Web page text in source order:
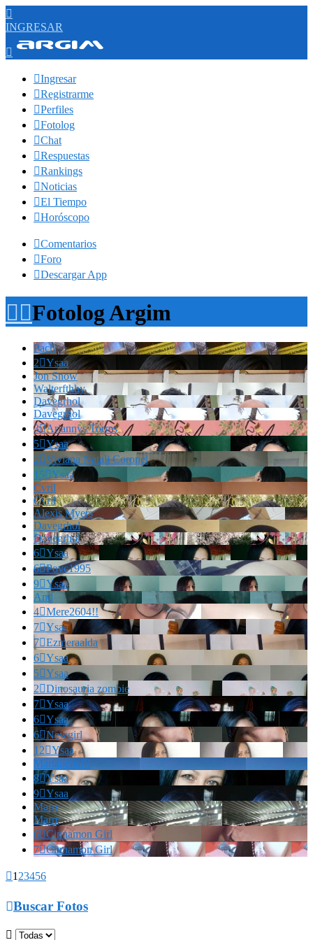

INGRESAR

Ingresar
Registrarme
Perfiles
Fotolog
Chat
Respuestas
Rankings
Noticias
El Tiempo
Horóscopo
Comentarios
Foro
Descargar App
Fotolog Argim
Pach
2Ysaa
Jon Snow
Walterfthhy
Davegrhol
Davegrhol
3Ariannys Torres
5Ysaa
2Viviana Natali Coronel
15Ysaa
Cvril
Cvril
Alexis Myers
Davegrhol
Davegrhol
6Ysaa
6Povc1995
9Ysaa
And
4Mere2604!!
7Ysaa
7Ezmeraalda
6Ysaa
5Ysaa
2Dinosauria zombie
7Ysaa
6Ysaa
6Newgirl
12Ysaa
Marianella!!!
8Ysaa
9Ysaa
Marrr
Marrr
6Cinnamon Girl
7Cinnamon Girl
1 23456
Buscar Fotos
